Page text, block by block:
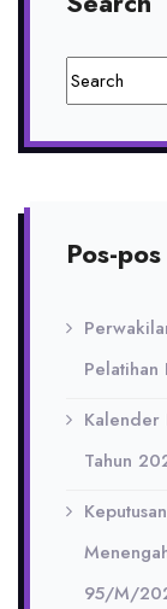
Pos-
Kalender
Tahun
95/M/